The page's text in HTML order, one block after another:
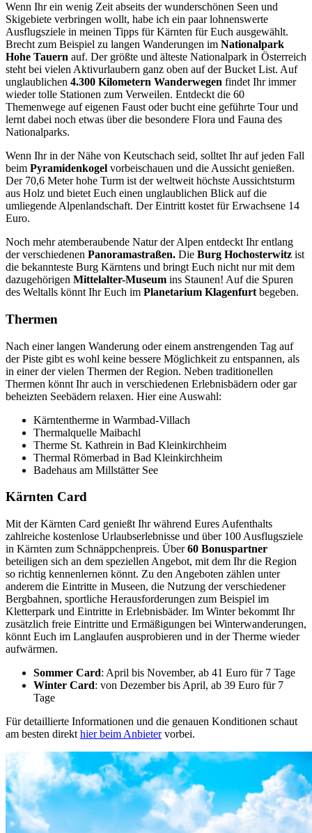
Wenn Ihr ein wenig Zeit abseits der wunderschönen Seen und
Skigebiete verbringen wollt, habe ich ein paar lohnenswerte
Ausflugsziele in meinen Tipps für Kärnten für Euch ausgewählt.
Brecht zum Beispiel zu langen Wanderungen im Nationalpark
Hohe Tauern auf. Der größte und älteste Nationalpark in Österreich
steht bei vielen Aktivurlaubern ganz oben auf der Bucket List. Auf
unglaublichen 4.300 Kilometern Wanderwegen findet Ihr immer
wieder tolle Stationen zum Verweilen. Entdeckt die 60
Themenwege auf eigenen Faust oder bucht eine geführte Tour und
lernt dabei noch etwas über die besondere Flora und Fauna des
Nationalparks.
Wenn Ihr in der Nähe von Keutschach seid, solltet Ihr auf jeden Fall
beim Pyramidenkogel vorbeischauen und die Aussicht genießen.
Der 70,6 Meter hohe Turm ist der weltweit höchste Aussichtsturm
aus Holz und bietet Euch einen unglaublichen Blick auf die
umliegende Alpenlandschaft. Der Eintritt kostet für Erwachsene 14
Euro.
Noch mehr atemberaubende Natur der Alpen entdeckt Ihr entlang
der verschiedenen Panoramastraßen. Die Burg Hochosterwitz ist
die bekannteste Burg Kärntens und bringt Euch nicht nur mit dem
dazugehörigen Mittelalter-Museum ins Staunen! Auf die Spuren
des Weltalls könnt Ihr Euch im Planetarium Klagenfurt begeben.
Thermen
Nach einer langen Wanderung oder einem anstrengenden Tag auf
der Piste gibt es wohl keine bessere Möglichkeit zu entspannen, als
in einer der vielen Thermen der Region. Neben traditionellen
Thermen könnt Ihr auch in verschiedenen Erlebnisbädern oder gar
beheizten Seebädern relaxen. Hier eine Auswahl:
Kärntentherme in Warmbad-Villach
Thermalquelle Maibachl
Therme St. Kathrein in Bad Kleinkirchheim
Thermal Römerbad in Bad Kleinkirchheim
Badehaus am Millstätter See
Kärnten Card
Mit der Kärnten Card genießt Ihr während Eures Aufenthalts
zahlreiche kostenlose Urlaubserlebnisse und über 100 Ausflugsziele
in Kärnten zum Schnäppchenpreis. Über60 Bonuspartner
beteiligen sich an dem speziellen Angebot, mit dem Ihr die Region
so richtig kennenlernen könnt. Zu den Angeboten zählen unter
anderem die Eintritte in Museen, die Nutzung der verschiedener
Bergbahnen, sportliche Herausforderungen zum Beispiel im
Kletterpark und Eintritte in Erlebnisbäder. Im Winter bekommt Ihr
zusätzlich freie Eintritte und Ermäßigungen bei Winterwanderungen,
könnt Euch im Langlaufen ausprobieren und in der Therme wieder
aufwärmen.
Sommer Card: April bis November, ab 41 Euro für 7 Tage
Winter Card: von Dezember bis April, ab 39 Euro für 7
Tage
Für detaillierte Informationen und die genauen Konditionen schaut
am besten direkt hier beim Anbietervorbei.